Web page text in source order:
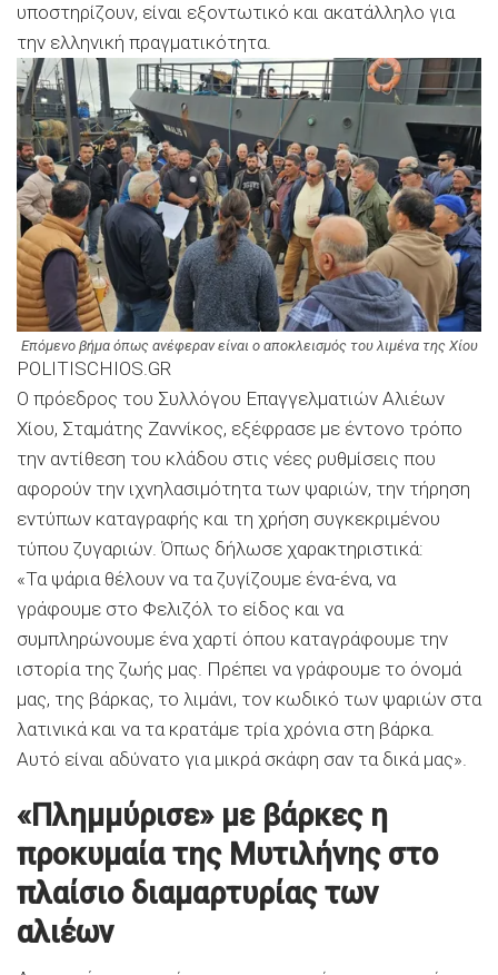
υποστηρίζουν, είναι εξοντωτικό και ακατάλληλο για
την ελληνική πραγματικότητα.
Επόμενο βήμα όπως ανέφεραν είναι ο αποκλεισμός του λιμένα της Χίου
POLITISCHIOS.GR
Ο πρόεδρος του Συλλόγου Επαγγελματιών Αλιέων
Χίου, Σταμάτης Ζαννίκος, εξέφρασε με έντονο τρόπο
την αντίθεση του κλάδου στις νέες ρυθμίσεις που
αφορούν την ιχνηλασιμότητα των ψαριών, την τήρηση
εντύπων καταγραφής και τη χρήση συγκεκριμένου
τύπου ζυγαριών. Όπως δήλωσε χαρακτηριστικά:
«Τα ψάρια θέλουν να τα ζυγίζουμε ένα-ένα, να
γράφουμε στο Φελιζόλ το είδος και να
συμπληρώνουμε ένα χαρτί όπου καταγράφουμε την
ιστορία της ζωής μας. Πρέπει να γράφουμε το όνομά
μας, της βάρκας, το λιμάνι, τον κωδικό των ψαριών στα
λατινικά και να τα κρατάμε τρία χρόνια στη βάρκα.
Αυτό είναι αδύνατο για μικρά σκάφη σαν τα δικά μας».
«Πλημμύρισε» με βάρκες η
προκυμαία της Μυτιλήνης στο
πλαίσιο διαμαρτυρίας των
αλιέων